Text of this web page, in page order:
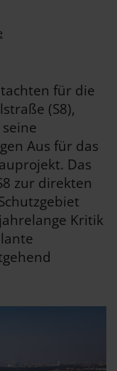
für die
(S8),
Aus für das
Das
zur direkten
Kritik